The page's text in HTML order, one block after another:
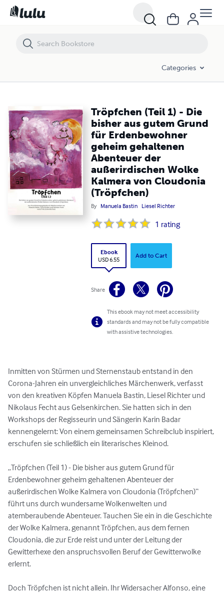
Categories
Tröpfchen (Teil 1) - Die
bisher aus gutem Grund
für Erdenbewohner
geheim gehaltenen
Abenteuer der
außerirdischen Wolke
Kalmera von Cloudonia
(Tröpfchen)
By Manuela Bastin Liesel Richter
1 rating
Ebook
USD 6.55
Add to Cart
Share
This ebook may not meet accessibility
standards and may not be fully compatible
with assistive technologies.
Inmitten von Stürmen und Sternenstaub entstand in den
Corona-Jahren ein unvergleichliches Märchenwerk, verfasst
von den kreativen Köpfen Manuela Bastin, Liesel Richter und
Nikolaus Fecht aus Gelsenkirchen. Sie hatten sich in den
Workshops der Regisseurin und Sängerin Karin Badar
kennengelernt: Von einem gemeinsamen Schreibclub inspiriert,
erschufen sie schließlich ein literarisches Kleinod.
„Tröpfchen (Teil 1) - Die bisher aus gutem Grund für
Erdenbewohner geheim gehaltenen Abenteuer der
außerirdischen Wolke Kalmera von Cloudonia (Tröpfchen)“
führt uns durch wundersame Wolkenwelten und
atemberaubende Abenteuer. Tauchen Sie ein in die Geschichte
der Wolke Kalmera, genannt Tröpfchen, aus dem fernen
Cloudonia, die zur Erde reist und unter der Leitung der
Gewitterhexe den anspruchsvollen Beruf der Gewitterwolke
erlernt.
Doch Tröpfchen ist nicht allein. Ihr Widersacher Alfonso, eine
Tröpfchen (Teil 1) - Die bisher aus gutem Grund für